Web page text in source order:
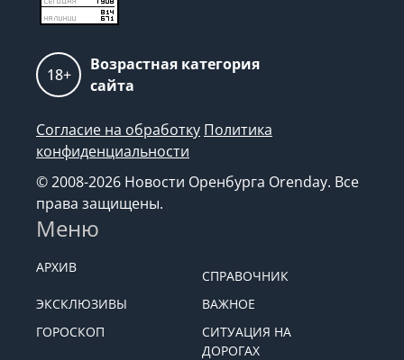
18+
Возрастная категория
сайта
Согласие на обработку Политика
конфиденциальности
© 2008-2026 Новости Оренбурга Orenday. Все
права защищены.
Меню
АРХИВ
СПРАВОЧНИК
ЭКСКЛЮЗИВЫ
ВАЖНОЕ
ГОРОСКОП
СИТУАЦИЯ НА
ДОРОГАХ